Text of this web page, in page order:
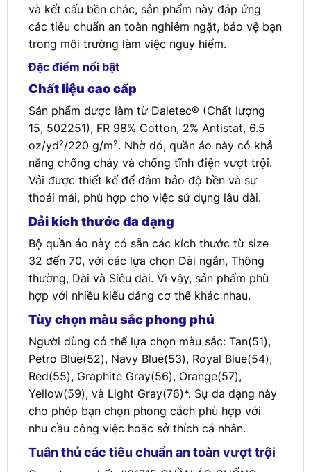
và kết cấu bền chắc, sản phẩm này đáp ứng
các tiêu chuẩn an toàn nghiêm ngặt, bảo vệ bạn
trong môi trường làm việc nguy hiểm.
Đặc điểm nổi bật
Chất liệu cao cấp
Sản phẩm được làm từ Daletec® (Chất lượng
15, 502251), FR 98% Cotton, 2% Antistat, 6.5
oz/yd²/220 g/m². Nhờ đó, quần áo này có khả
năng chống cháy và chống tĩnh điện vượt trội.
Vải được thiết kế để đảm bảo độ bền và sự
thoải mái, phù hợp cho việc sử dụng lâu dài.
Dải kích thước đa dạng
Bộ quần áo này có sẵn các kích thước từ size
32 đến 70, với các lựa chọn Dài ngắn, Thông
thường, Dài và Siêu dài. Vì vậy, sản phẩm phù
hợp với nhiều kiểu dáng cơ thể khác nhau.
Tùy chọn màu sắc phong phú
Người dùng có thể lựa chọn màu sắc: Tan(51),
Petro Blue(52), Navy Blue(53), Royal Blue(54),
Red(55), Graphite Gray(56), Orange(57),
Yellow(59), và Light Gray(76)*. Sự đa dạng này
cho phép bạn chọn phong cách phù hợp với
nhu cầu công việc hoặc sở thích cá nhân.
Tuân thủ các tiêu chuẩn an toàn vượt trội